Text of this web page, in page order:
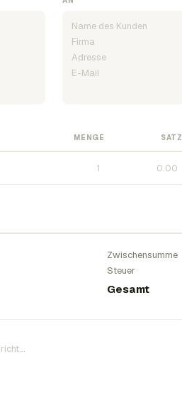
MENGE SATZ
Zwischensumme
Steuer
Gesamt